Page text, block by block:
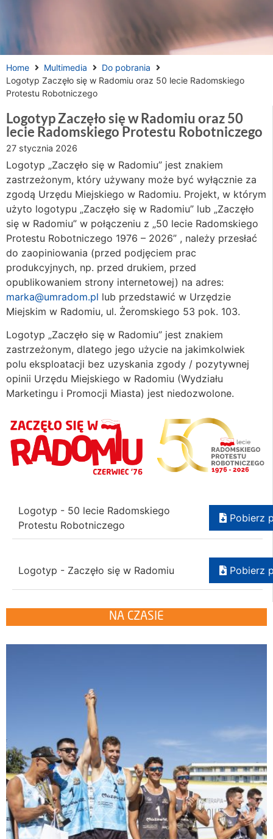
Home Multimedia
Do pobrania
Logotyp Zaczęło się w Radomiu oraz 50 lecie Radomskiego
Protestu Robotniczego
Logotyp Zaczęło się w Radomiu oraz 50
lecie Radomskiego Protestu Robotniczego
27 stycznia 2026
Logotyp „Zaczęło się w Radomiu” jest znakiem
zastrzeżonym, który używany może być wyłącznie za
zgodą Urzędu Miejskiego w Radomiu. Projekt, w którym
użyto logotypu „Zaczęło się w Radomiu” lub „Zaczęło
się w Radomiu” w połączeniu z „50 lecie Radomskiego
Protestu Robotniczego 1976 – 2026” , należy przesłać
do zaopiniowania (przed podjęciem prac
produkcyjnych, np. przed drukiem, przed
opublikowaniem strony internetowej) na adres:
marka@umradom.pl lub przedstawić w Urzędzie
Miejskim w Radomiu, ul. Żeromskiego 53 pok. 103.
Logotyp „Zaczęło się w Radomiu” jest znakiem
zastrzeżonym, dlatego jego użycie na jakimkolwiek
polu eksploatacji bez uzyskania zgody / pozytywnej
opinii Urzędu Miejskiego w Radomiu (Wydziału
Marketingu i Promocji Miasta) jest niedozwolone.
Logotyp - 50 lecie Radomskiego
Protestu Robotniczego
Pobierz
Logotyp - Zaczęło się w Radomiu Pobierz
NA CZASIE